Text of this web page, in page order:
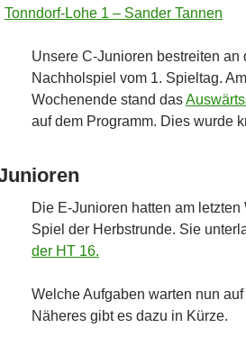
Tonndorf-Lohe 1 – Sander Tannen
Unsere C-Junioren bestreiten
Nachholspiel vom 1. Spieltag.
Wochenende stand das
auf dem Programm. Dies wurde
Die E-Junioren hatten am
Spiel der Herbstrunde. Sie
der HT 16.
Welche Aufgaben warten nun
Näheres gibt es dazu in Kürze.